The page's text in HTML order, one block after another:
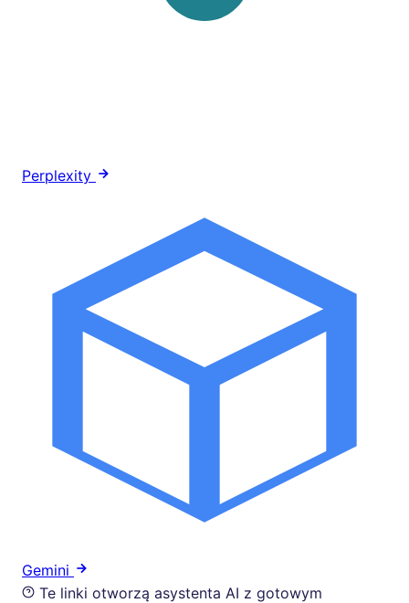
Perplexity
Gemini
Te linki otworzą asystenta AI z gotowym